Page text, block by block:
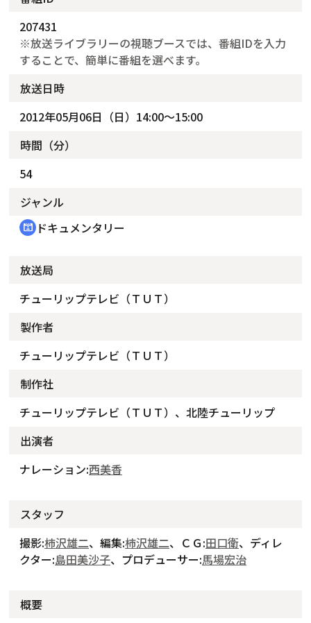
207431
※放送ライブラリーの視聴ブースでは、番組IDを入力
することで、簡単に番組を選べます。
放送日時
2012年05月06日（日）14:00～15:00
時間（分）
54
ジャンル
cinematic_blur ドキュメンタリー
放送局
チューリップテレビ（ＴＵＴ）
製作者
チューリップテレビ（ＴＵＴ）
制作社
チューリップテレビ（ＴＵＴ）、北陸チューリップ
出演者
ナレーション:西美香
スタッフ
撮影:柿沢雄二、編集:柿沢雄二、ＣＧ:田口衛、ディレ
クター:島田美沙子、プロデューサー:馬場宏治
概要